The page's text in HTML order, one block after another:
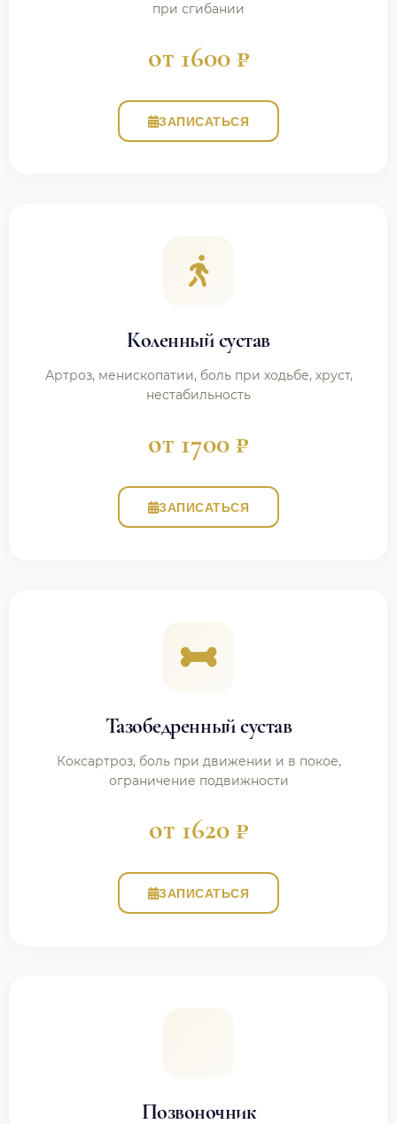
при сгибании
от 1600 ₽
ЗАПИСАТЬСЯ
Коленный сустав
Артроз, менископатии, боль при ходьбе, хруст,
нестабильность
от 1700 ₽
ЗАПИСАТЬСЯ
Тазобедренный сустав
Коксартроз, боль при движении и в покое,
ограничение подвижности
от 1620 ₽
ЗАПИСАТЬСЯ
Позвоночник